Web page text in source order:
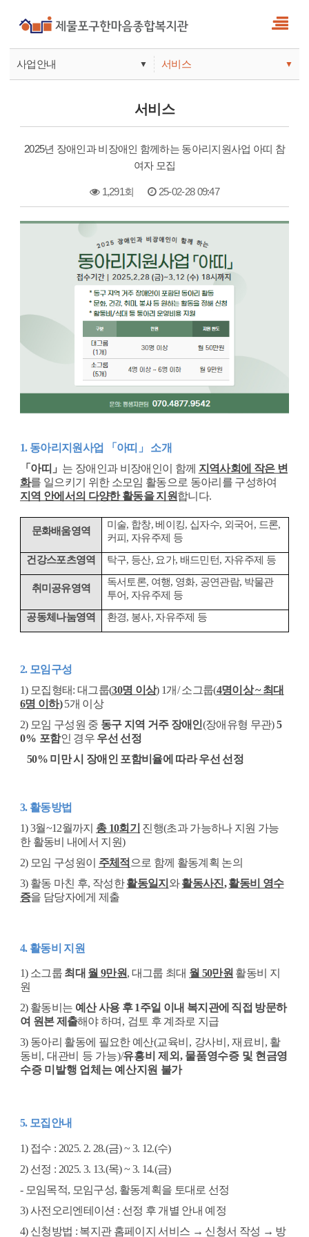
사업안내 ▼
기관안내
서비스 ▼
서비스
참여
서비스
2025년 장애인과 비장애인 함께하는 동아리지원사업 아띠 참
여자 모집
1,291회 25-02-28 09:47
본문
1. 동아리지원사업 「 아띠 」 소개
「 아띠 」 는 장애인과 비장애인이 함께 지역사회에 작은 변
화를 일으키기 위한 소모임 활동으로 동아리를 구성하여
지역 안에서의 다양한 활동을 지원합니다.
문화배움영역
미술, 합창, 베이킹, 십자수, 외국어, 드론,
커피, 자유주제 등
건강스포츠영역
탁구, 등산, 요가, 배드민턴, 자유주제 등
취미공유영역
독서토론, 여행, 영화, 공연관람, 박물관
투어, 자유주제 등
공동체나눔영역
환경, 봉사, 자유주제 등
2. 모임구성
1) 모집형태:대그룹(30명 이상) 1개/소그룹(4명이상~ 최대
6명 이하) 5개 이상
2) 모임 구성원 중 동구 지역 거주 장애인(장애유형 무관)5
0% 포함인 경우 우선 선정
50% 미만 시 장애인 포함비율에 따라 우선 선정
3. 활동방법
1) 3월~12월까지 총 10회기 진행(초과 가능하나 지원 가능
한 활동비 내에서 지원)
2) 모임 구성원이 주체적 으로 함께 활동계획 논의
3) 활동 마친 후, 작성한활동일지 와활동사진, 활동비 영수
증을 담당자에게 제출
4. 활동비 지원
1) 소그룹 최대 월9만원, 대그룹 최대 월 50만원 활동비 지
원
2) 활동비는 예산 사용 후1주일 이내 복지관에 직접 방문하
여 원본 제출해야 하며 , 검 토 후 계좌로 지급
3) 동아리 활동에 필요한 예산(교육비 , 강사비 ,재료비 , 활
동비 , 대관비 등 가능)/유흥비 제외 , 물품영수증 및 현금영
수증 미발행 업체는 예산지원 불가
5. 모집안내
1) 접수 : 2025. 2. 28.(금) ~ 3. 12.(수)
2) 선정 : 2025. 3. 13.(목) ~ 3. 14.(금)
- 모임목적, 모임구성, 활동계획을 토대로 선정
3)사전오리엔테이션 : 선정 후 개별 안내 예정
4) 신청방법 : 복지관 홈페이지 서비스 → 신청서 작성 → 방